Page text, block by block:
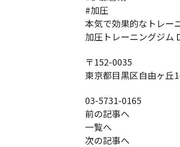
#加圧
本気で効果的なトレー
加圧トレーニングジム
〒152-0035
東京都目黒区自由ヶ丘
03-5731-0165
前の記事へ
一覧へ
次の記事へ